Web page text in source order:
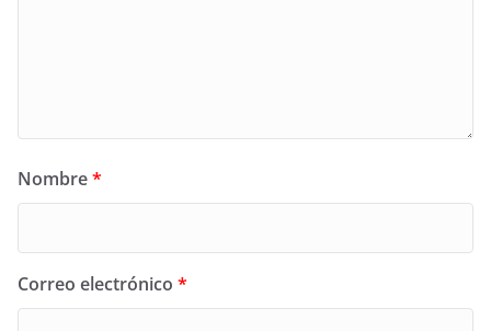
Nombre*
Correo electrónico *